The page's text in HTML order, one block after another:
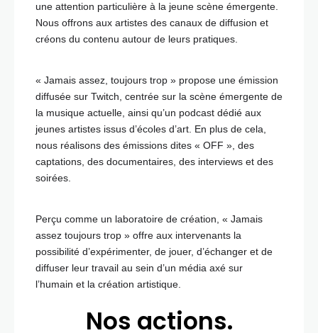
une attention particulière à la jeune scène émergente.
Nous offrons aux artistes des canaux de diffusion et
créons du contenu autour de leurs pratiques.
« Jamais assez, toujours trop » propose une émission
diffusée sur Twitch, centrée sur la scène émergente de
la musique actuelle, ainsi qu’un podcast dédié aux
jeunes artistes issus d’écoles d’art. En plus de cela,
nous réalisons des émissions dites « OFF », des
captations, des documentaires, des interviews et des
soirées.
Perçu comme un laboratoire de création, « Jamais
assez toujours trop » offre aux intervenants la
possibilité d’expérimenter, de jouer, d’échanger et de
diffuser leur travail au sein d’un média axé sur
l’humain et la création artistique.
Nos actions.